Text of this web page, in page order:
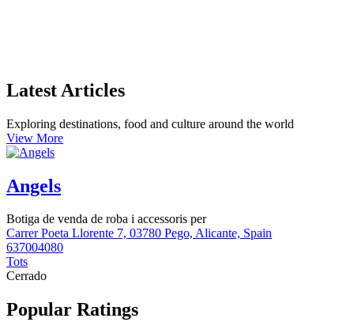
Latest Articles
Exploring destinations, food and culture around the world
View More
Angels
Botiga de venda de roba i accessoris per
Carrer Poeta Llorente 7, 03780 Pego, Alicante, Spain
637004080
Tots
Cerrado
Popular Ratings